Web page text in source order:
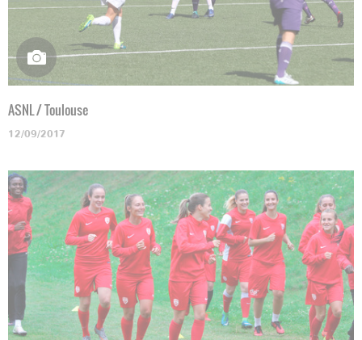
ASNL / Toulouse
12/09/2017